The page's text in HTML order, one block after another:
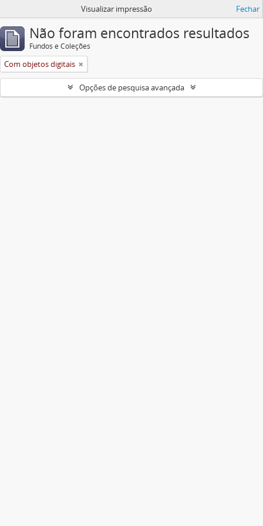
Visualizar impressão Fechar
Não foram encontrados resultados
Fundos e Coleções
Com objetos digitais
Opções de pesquisa avançada